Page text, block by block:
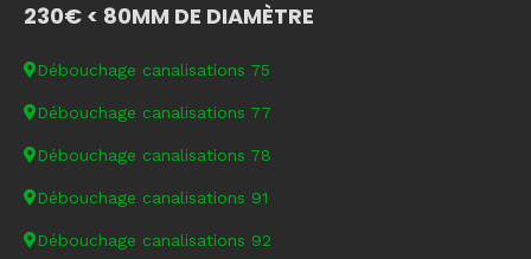
230€ < 80MM DE DIAMÈTRE
Débouchage canalisations 75
Débouchage canalisations 77
Débouchage canalisations 78
Débouchage canalisations 91
Débouchage canalisations 92